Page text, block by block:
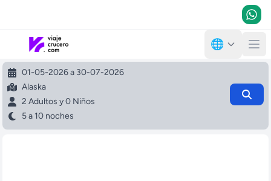
🌐
01-05-2026 a 30-07-2026
Alaska
2 Adultos y 0 Niños
5 a 10 noches